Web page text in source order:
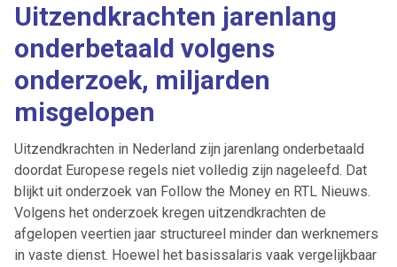
Uitzendkrachten jarenlang
onderbetaald volgens
onderzoek, miljarden
misgelopen
Uitzendkrachten in Nederland zijn jarenlang onderbetaald
doordat Europese regels niet volledig zijn nageleefd. Dat
blijkt uit onderzoek van Follow the Money en RTL Nieuws.
Volgens het onderzoek kregen uitzendkrachten de
afgelopen veertien jaar structureel minder dan werknemers
in vaste dienst. Hoewel het basissalaris vaak vergelijkbaar